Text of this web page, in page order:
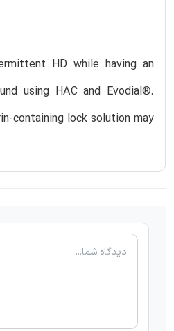
HD while having an
using HAC and Evodial®.
containing lock solution may